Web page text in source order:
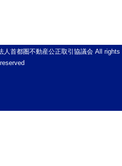
人首都圏不動産公正取引協議会 All rights
reserved